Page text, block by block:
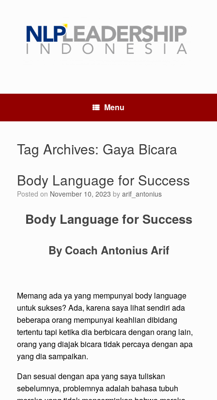
Menu
Tag Archives: Gaya Bicara
Body Language for Success
Posted on November 10, 2023 by arif_antonius
Body Language for Success
By Coach Antonius Arif
Memang ada ya yang mempunyai body language
untuk sukses? Ada, karena saya lihat sendiri ada
beberapa orang mempunyai keahlian dibidang
tertentu tapi ketika dia berbicara dengan orang lain,
orang yang diajak bicara tidak percaya dengan apa
yang dia sampaikan.
Dan sesuai dengan apa yang saya tuliskan
sebelumnya, problemnya adalah bahasa tubuh